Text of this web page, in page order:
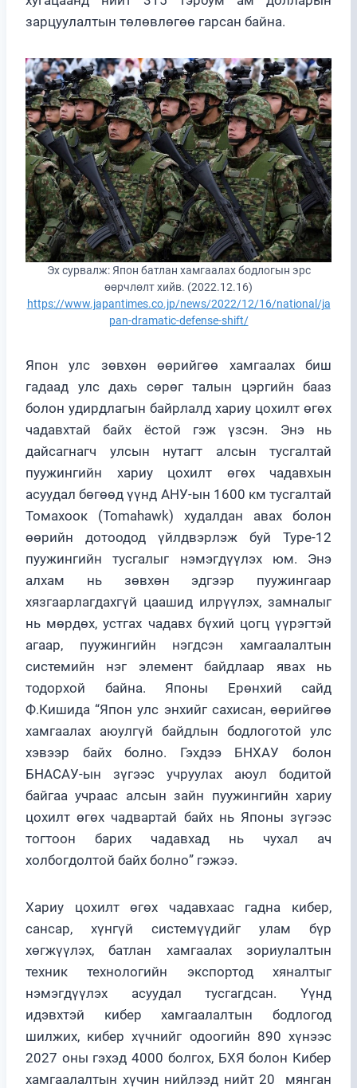
зарцуулалтын төлөвлөгөө гарсан байна.
Эх сурвалж: Япон батлан хамгаалах бодлогын эрс
өөрчлөлт хийв. (2022.12.16)
https://www.japantimes.co.jp/news/2022/12/16/national/ja
pan-dramatic-defense-shift/
Япон улс зөвхөн өөрийгөө хамгаалах биш
гадаад улс дахь сөрөг талын цэргийн бааз
болон удирдлагын байрлалд хариу цохилт өгөх
чадавхтай байх ёстой гэж үзсэн. Энэ нь
дайсагнагч улсын нутагт алсын тусгалтай
пуужингийн хариу цохилт өгөх чадавхын
асуудал бөгөөд үүнд АНУ-ын 1600 км тусгалтай
Томахоок (Tomahawk) худалдан авах болон
өөрийн дотоодод үйлдвэрлэж буй Type-12
пуужингийн тусгалыг нэмэгдүүлэх юм. Энэ
алхам нь зөвхөн эдгээр пуужингаар
хязгаарлагдахгүй цаашид илрүүлэх, замналыг
нь мөрдөх, устгах чадавх бүхий цогц үүрэгтэй
агаар, пуужингийн нэгдсэн хамгаалалтын
системийн нэг элемент байдлаар явах нь
тодорхой байна. Японы Ерөнхий сайд
Ф.Кишида “Япон улс энхийг сахисан, өөрийгөө
хамгаалах аюулгүй байдлын бодлоготой улс
хэвээр байх болно. Гэхдээ БНХАУ болон
БНАСАУ-ын зүгээс учруулах аюул бодитой
байгаа учраас алсын зайн пуужингийн хариу
цохилт өгөх чадвартай байх нь Японы зүгээс
тогтоон барих чадавхад нь чухал ач
холбогдолтой байх болно” гэжээ.
Хариу цохилт өгөх чадавхаас гадна кибер,
сансар, хүнгүй системүүдийг улам бүр
хөгжүүлэх, батлан хамгаалах зориулалтын
техник технологийн экспортод хяналтыг
нэмэгдүүлэх асуудал тусгагдсан. Үүнд
идэвхтэй кибер хамгаалалтын бодлогод
шилжих, кибер хүчнийг одоогийн 890 хүнээс
2027 оны гэхэд 4000 болгох, БХЯ болон Кибер
хамгаалалтын хүчин нийлээд нийт 20 мянган